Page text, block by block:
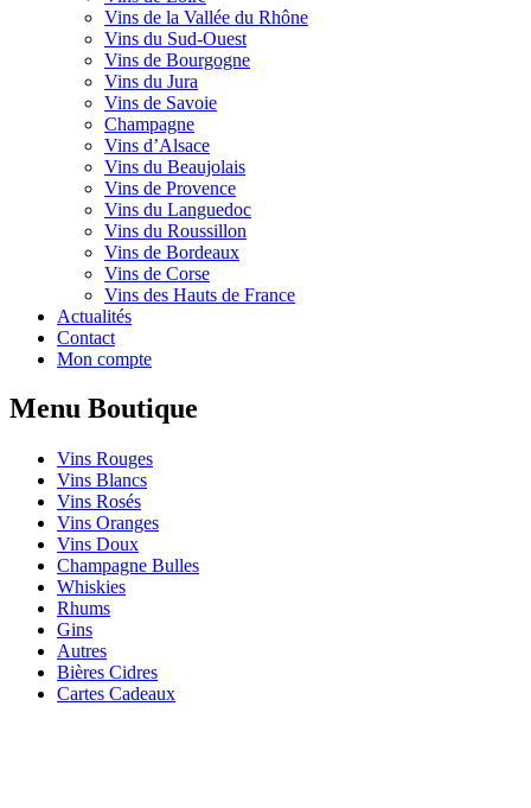
Vins de la Vallée du Rhône
Vins du Sud-Ouest
Vins de Bourgogne
Vins du Jura
Vins de Savoie
Champagne
Vins d’Alsace
Vins du Beaujolais
Vins de Provence
Vins du Languedoc
Vins du Roussillon
Vins de Bordeaux
Vins de Corse
Vins des Hauts de France
Actualités
Contact
Mon compte
Menu Boutique
Vins Rouges
Vins Blancs
Vins Rosés
Vins Oranges
Vins Doux
Champagne Bulles
Whiskies
Rhums
Gins
Autres
Bières Cidres
Cartes Cadeaux